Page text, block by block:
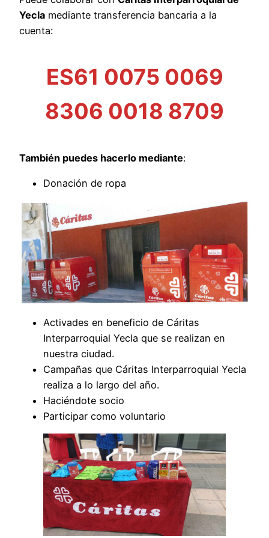
Yecla mediante transferencia bancaria a la
cuenta:
ES61 0075 0069
8306 0018 8709
También puedes hacerlo mediante:
Donación de ropa
Activades en beneficio de Cáritas
Interparroquial Yecla que se realizan en
nuestra ciudad.
Campañas que Cáritas Interparroquial Yecla
realiza a lo largo del año.
Haciéndote socio
Participar como voluntario